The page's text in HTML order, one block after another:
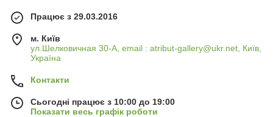
Працює з 29.03.2016
м. Київ
ул.Шелковичная 30-А, email : atribut-gallery@ukr.net, Київ,
Україна
Контакти
Сьогодні працює з 10:00 до 19:00
Показати весь графік роботи